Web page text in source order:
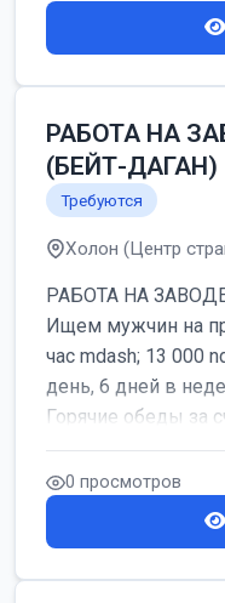
РАБОТА НА
(БЕЙТ-ДАГАН)
Требуются
Холон (Центр
РАБОТА НА
Ищем мужчин на
час mdash; 13 000
день, 6 дней в
Горячие обеды за
0 просмотров